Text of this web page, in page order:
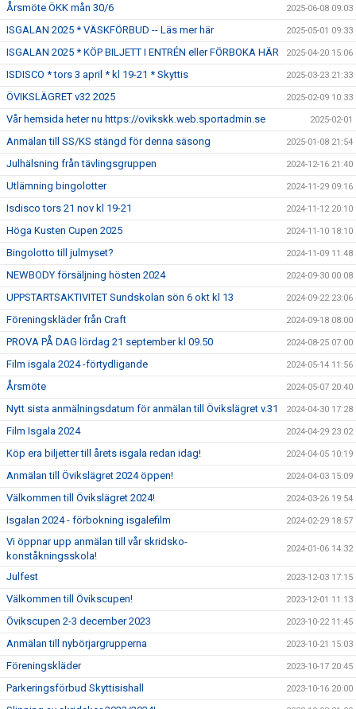
Årsmöte ÖKK mån 30/6 2025-06-08 09:03
ISGALAN 2025 * VÄSKFÖRBUD -- Läs mer här 2025-05-01 09:33
ISGALAN 2025 * KÖP BILJETT I ENTRÉN eller FÖRBOKA HÄR 2025-04-20 15:06
ISDISCO * tors 3 april * kl 19-21 * Skyttis 2025-03-23 21:33
ÖVIKSLÄGRET v32 2025 2025-02-09 10:33
Vår hemsida heter nu https://ovikskk.web.sportadmin.se 2025-02-01
Anmälan till SS/KS stängd för denna säsong 2025-01-08 21:54
Julhälsning från tävlingsgruppen 2024-12-16 21:40
Utlämning bingolotter 2024-11-29 09:16
Isdisco tors 21 nov kl 19-21 2024-11-12 20:10
Höga Kusten Cupen 2025 2024-11-10 18:10
Bingolotto till julmyset? 2024-11-09 11:48
NEWBODY försäljning hösten 2024 2024-09-30 00:08
UPPSTARTSAKTIVITET Sundskolan sön 6 okt kl 13 2024-09-22 23:06
Föreningskläder från Craft 2024-09-18 08:00
PROVA PÅ DAG lördag 21 september kl 09.50 2024-08-25 07:00
Film isgala 2024 -förtydligande 2024-05-14 11:56
Årsmöte 2024-05-07 20:40
Nytt sista anmälningsdatum för anmälan till Övikslägret v.31 2024-04-30 17:28
Film Isgala 2024 2024-04-29 23:02
Köp era biljetter till årets isgala redan idag! 2024-04-05 10:19
Anmälan till Övikslägret 2024 öppen! 2024-04-03 15:09
Välkommen till Övikslägret 2024! 2024-03-26 19:54
Isgalan 2024 - förbokning isgalefilm 2024-02-29 18:57
Vi öppnar upp anmälan till vår skridsko-
konståkningsskola!
2024-01-06 14:32
Julfest 2023-12-03 17:15
Välkommen till Övikscupen! 2023-12-01 11:13
Övikscupen 2-3 december 2023 2023-10-22 11:45
Anmälan till nybörjargrupperna 2023-10-21 15:03
Föreningskläder 2023-10-17 20:45
Parkeringsförbud Skyttisishall 2023-10-16 20:00